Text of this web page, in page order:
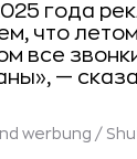
года
что
все
—
werbung /